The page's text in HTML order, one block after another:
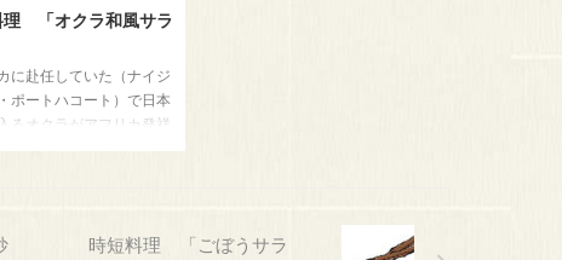
ます。是非お試しくださ
理 「オクラ和風サラ
に赴任していた（ナイジ
ポートハコート）で日本
るオクラがアフリカ発祥
ました。英語名は、レデ
にとてもいいのでサラダ時短料理 「ごぼうサラ